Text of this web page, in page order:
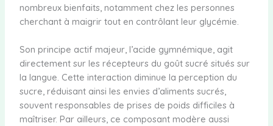
nombreux bienfaits, notamment chez les personnes
cherchant à maigrir tout en contrôlant leur glycémie.
Son principe actif majeur, l’acide gymnémique, agit
directement sur les récepteurs du goût sucré situés sur
la langue. Cette interaction diminue la perception du
sucre, réduisant ainsi les envies d’aliments sucrés,
souvent responsables de prises de poids difficiles à
maîtriser. Par ailleurs, ce composant modère aussi